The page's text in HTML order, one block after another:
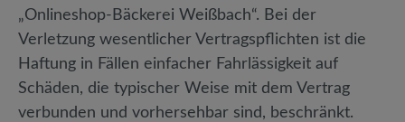
„Onlineshop-Bäckerei Weißbach“. Bei der
Verletzung wesentlicher Vertragspflichten ist die
Haftung in Fällen einfacher Fahrlässigkeit auf
Schäden, die typischer Weise mit dem Vertrag
verbunden und vorhersehbar sind, beschränkt.